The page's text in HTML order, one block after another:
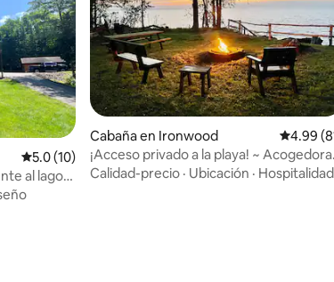
Calificación promedio: 5.0 de 5, 10 reseñas
5.0 (10)
al lago
Cabaña en Ironwood
4.99
¡Acceso privado a la playa! ~ Acogedora
cabaña en Lake Superior
Calidad-precio · Ubicación · Hospitalidad